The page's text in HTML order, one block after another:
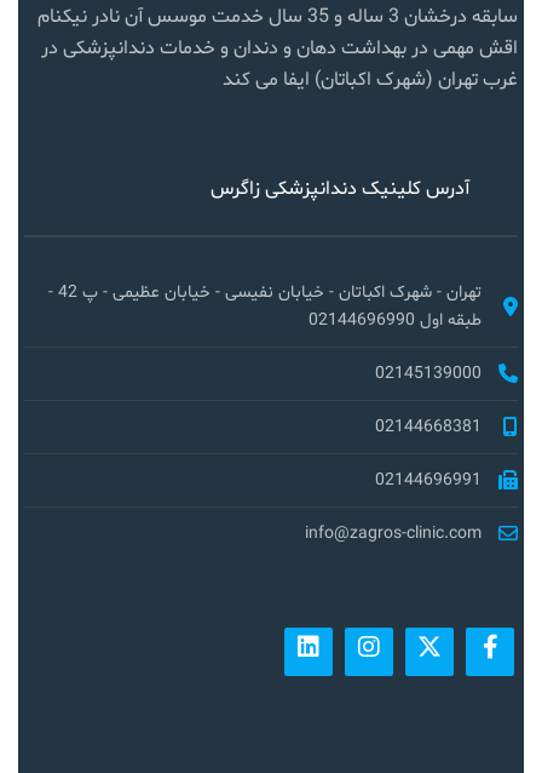
سابقه درخشان 3 ساله و 35 سال خدمت موسس آن نادر نیکنام
اقش مهمی در بهداشت دهان و دندان و خدمات دندانپزشکی در
غرب تهران (شهرک اکباتان) ایفا می کند
آدرس کلینیک دندانپزشکی زاگرس
تهران - شهرک اکباتان - خیابان نفیسی - خیابان عظیمی - پ 42 -
طبقه اول 02144696990
02145139000
02144668381
02144696991
info@zagros-clinic.com